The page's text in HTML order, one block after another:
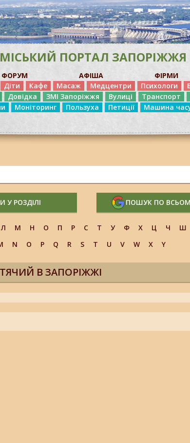
МІСЬКИЙ ПОРТАЛ ЗАПОРІЖЖЯ
ФОРУМ АФІША ФІРМИ
Діти Кафе Масаж Медцентри Психологи
Довідка ЗМІ Запоріжжя Вулиці Транспорт
Моніторинг Пользуха Петиції Машина
У РОЗДІЛІ ПОШУК ПО
Л М Н О П Р С Т У Ф Х Ц Ч Ш
N O P Q R S T U V W X Y
В ЗАПОРІЖЖІ